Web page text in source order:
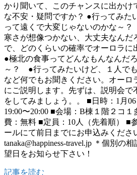
かり聞いて、このチャンスに出かけ
な不安・疑問ですか？ ●行ってみた
って遠くで大変じゃないのかな～
寒さが想像つかない、大丈夫なん
で、どのくらいの確率でオーロラ
●極北の食事ってどんなもんなんだ
～？ ●行ってみたいけど、１人で
など何でもお聞きください。オーロ
にご説明します。先ずは、説明会で
をしてみましょう。。 ■日時：1月
19:00〜20:00 ■会場：B棟１階２コ
費：無料 ■定員：10人（先着順） ■
ールにて前日までにお申込みくださ
tanaka@happiness-travel.jp ＊個別の
望日をお知らせ下さい！
記事を読む